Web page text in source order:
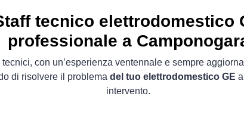
tecnico elettrodomestico
professionale a
tecnici, con un’esperienza ventennale e sempre
di risolvere il problema del tuo elettrodomestico GE
intervento.